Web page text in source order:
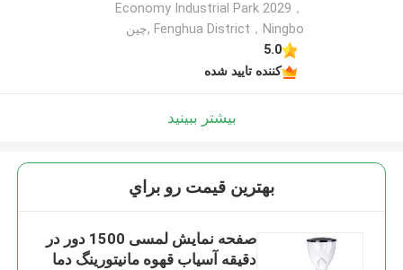
Economy Industrial Park 2029，
Fenghua District，Ningbo ,چین
5.0
کننده تایید شده
بیشتر ببینید
بهترين قيمت رو براي
صفحه نمایش لمسی 1500 دور در
دقیقه آسیاب قهوه مانیتورینگ دما